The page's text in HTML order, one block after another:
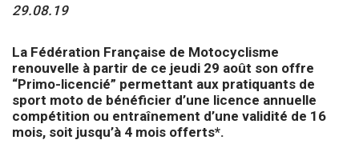
29.08.19
La Fédération Française de Motocyclisme
renouvelle à partir de ce jeudi 29 août son offre
“Primo-licencié” permettant aux pratiquants de
sport moto de bénéficier d’une licence annuelle
compétition ou entraînement d’une validité de 16
mois, soit jusqu’à 4 mois offerts*.